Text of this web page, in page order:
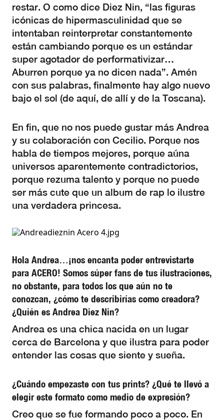
restar. O como dice Diez Nin, “las figuras
icónicas de hipermasculinidad que se
intentaban reinterpretar constantemente
están cambiando porque es un estándar
super agotador de performativizar…
Aburren porque ya no dicen nada”. Amén
con sus palabras, finalmente hay algo nuevo
bajo el sol (de aquí, de allí y de la Toscana).
En fin, que no nos puede gustar más Andrea
y su colaboración con Cecilio. Porque nos
habla de tiempos mejores, porque aúna
universos aparentemente contradictorios,
porque rezuma talento y porque no puede
ser más cute que un album de rap lo ilustre
una verdadera princesa.
Hola Andrea…¡nos encanta poder entrevistarte
para ACERO! Somos súper fans de tus ilustraciones,
no obstante, para todos los que aún no te
conozcan, ¿cómo te describirías como creadora?
¿Quién es Andrea Diez Nin?
Andrea es una chica nacida en un lugar
cerca de Barcelona y que ilustra para poder
entender las cosas que siente y sueña.
¿Cuándo empezaste con tus prints? ¿Qué te llevó a
elegir este formato como medio de expresión?
Creo que se fue formando poco a poco. En